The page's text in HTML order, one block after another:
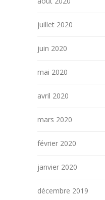
juillet 2020
juin 2020
mai 2020
avril 2020
mars 2020
février 2020
janvier 2020
décembre 2019